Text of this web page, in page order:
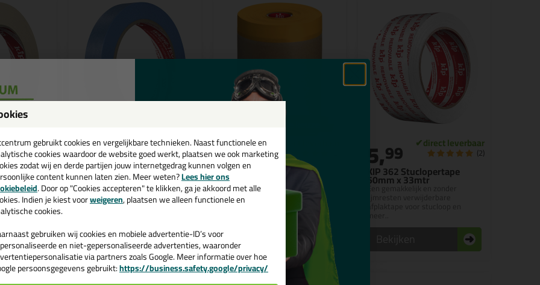
tape extra
afplakwerk
(1)
KIP 3307 FineLine tape
Washi-Tec - 50mtr
Geschikt voor buitengebruik en
scheurbestendig | Inzettijd:
Maanden
3,45 (4)
Bekijken
KIP 348 Maskeerpapier
met Washi-Tec Tape
Voor het snel afplakken kozijnen,
plinten en meer
4,99
Bekijken
KIP 362 Stuclopertape
50mm x 33mtr
Een gemakkelijk en zonder
5,99 (2)
gebruikt cookies en vergelijkbare technieken. Naast functionele en
cookies waardoor de website goed werkt, plaatsen we ook marketing
zodat wij en derde partijen jouw internetgedrag kunnen volgen en
content kunnen laten zien. Meer weten?Lees hier ons
. Door op "Cookies accepteren" te klikken, ga je akkoord met alle
Indien je kiest voorweigeren, plaatsen we alleen functionele en
cookies.
gebruiken wij cookies en mobiele advertentie-ID’s voor
en niet-gepersonaliseerde advertenties, waaronder
via partners zoals Google. Meer informatie over hoe
persoonsgegevens gebruikt:https://business.safety.google/privacy/
💚
en ontvang een
€35,-bij je eerste bestelling!
de actiecode ›